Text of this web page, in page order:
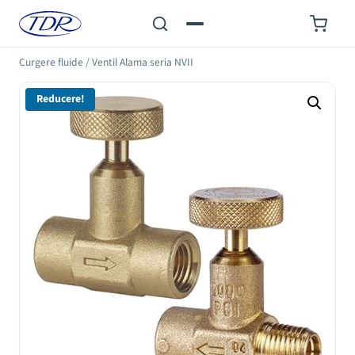
Curgere fluide/Ventil Alama seria NVII
Reducere!